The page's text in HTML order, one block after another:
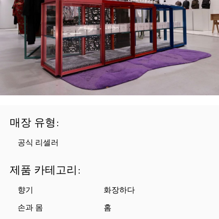
매장 유형 :
공식 리셀러
제품 카테고리 :
향기
화장하다
손과 몸
홈